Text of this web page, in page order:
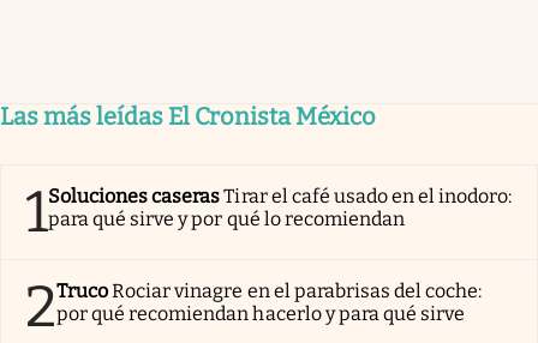
Las más leídas El Cronista México
1Soluciones caserasTirar el café usado en el inodoro:
para qué sirve y por qué lo recomiendan
2TrucoRociar vinagre en el parabrisas del coche:
por qué recomiendan hacerlo y para qué sirve